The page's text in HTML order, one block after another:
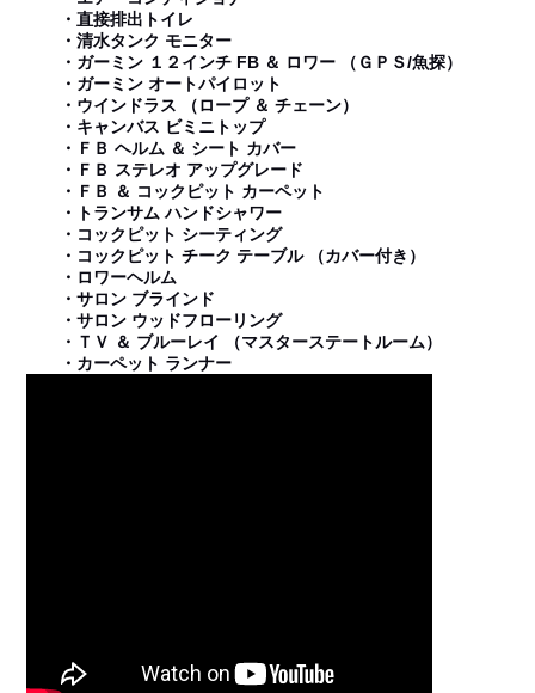
・直接排出トイレ
・清水タンク モニター
・ガーミン １２インチ FB ＆ ロワー （ＧＰＳ/魚探）
・ガーミン オートパイロット
・ウインドラス （ロープ ＆ チェーン）
・キャンバス ビミニトップ
・ＦＢ ヘルム ＆ シート カバー
・ＦＢ ステレオ アップグレード
・ＦＢ ＆ コックピット カーペット
・トランサム ハンドシャワー
・コックピット シーティング
・コックピット チーク テーブル （カバー付き）
・ロワーヘルム
・サロン ブラインド
・サロン ウッドフローリング
・ＴＶ ＆ ブルーレイ （マスターステートルーム）
・カーペット ランナー